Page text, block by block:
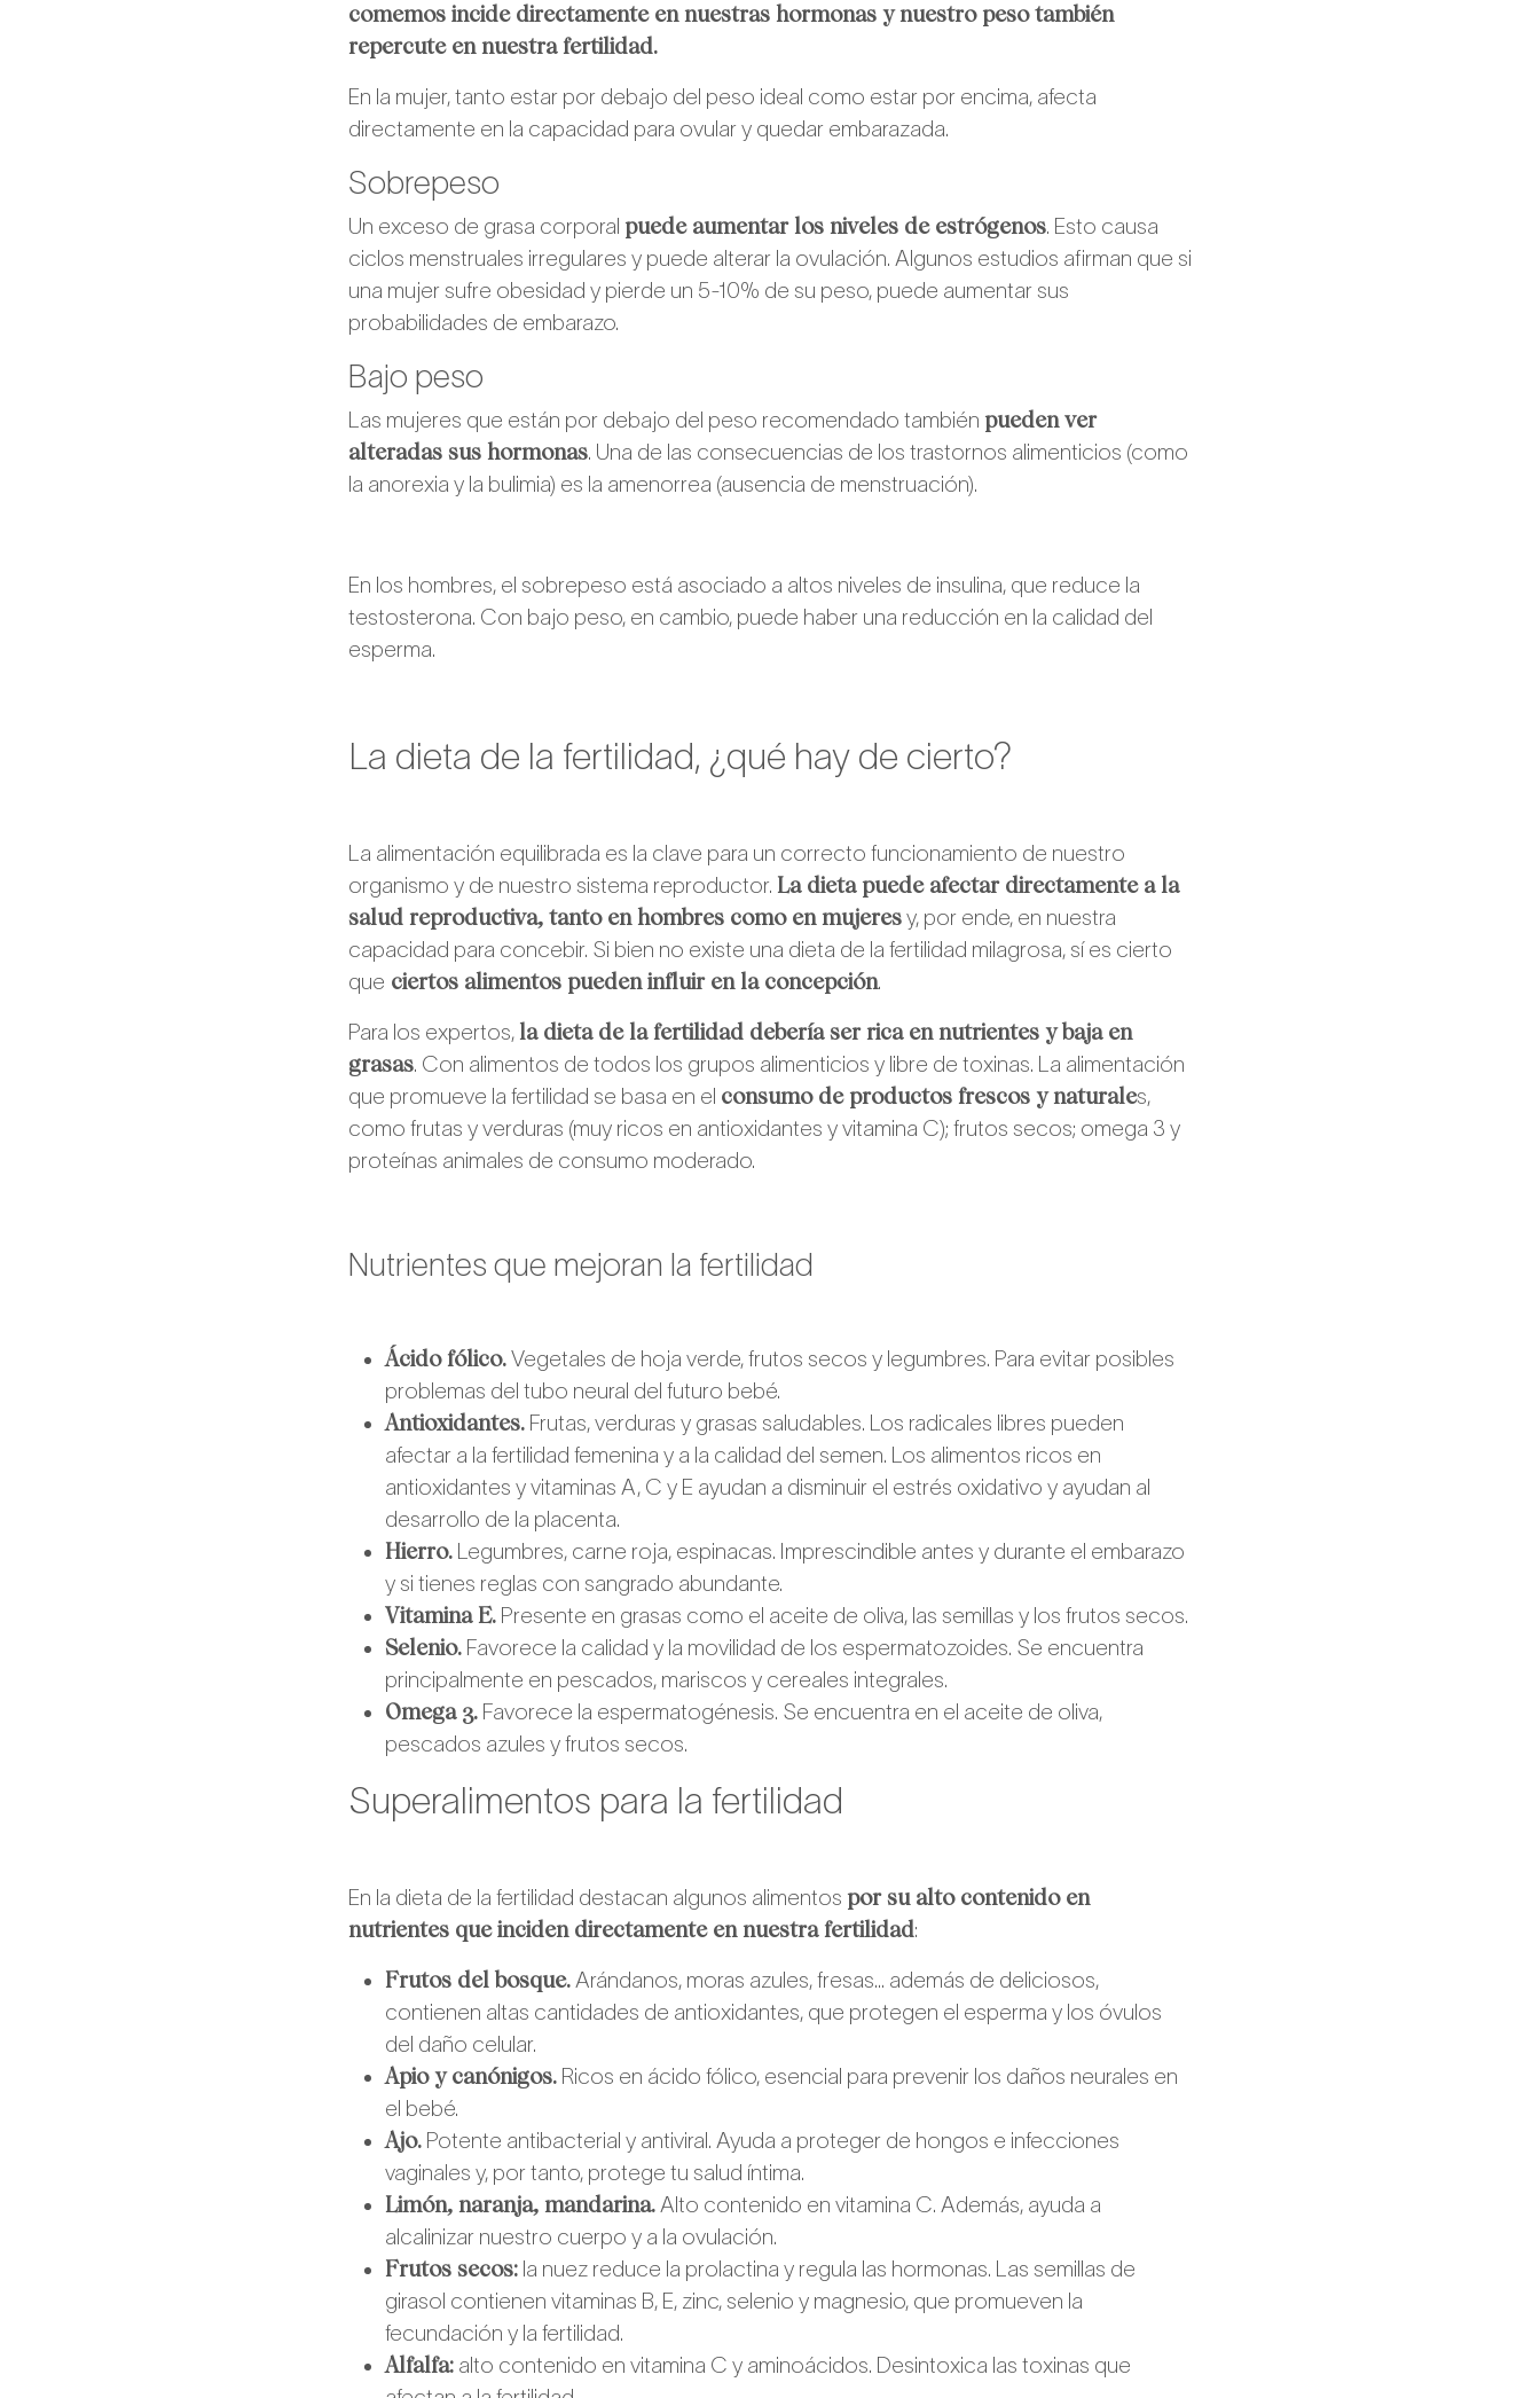
comemos incide directamente en nuestras hormonas y nuestro peso también
repercute en nuestra fertilidad.
En la mujer, tanto estar por debajo del peso ideal como estar por encima, afecta
directamente en la capacidad para ovular y quedar embarazada.
Sobrepeso
Un exceso de grasa corporal puede aumentar los niveles de estrógenos. Esto causa
ciclos menstruales irregulares y puede alterar la ovulación. Algunos estudios afirman que si
una mujer sufre obesidad y pierde un 5-10% de su peso, puede aumentar sus
probabilidades de embarazo.
Bajo peso
Las mujeres que están por debajo del peso recomendado también pueden ver
alteradas sus hormonas. Una de las consecuencias de los trastornos alimenticios (como
la anorexia y la bulimia) es la amenorrea (ausencia de menstruación).
En los hombres, el sobrepeso está asociado a altos niveles de insulina, que reduce la
testosterona. Con bajo peso, en cambio, puede haber una reducción en la calidad del
esperma.
La dieta de la fertilidad, ¿qué hay de cierto?
La alimentación equilibrada es la clave para un correcto funcionamiento de nuestro
organismo y de nuestro sistema reproductor. La dieta puede afectar directamente a la
salud reproductiva, tanto en hombres como en mujeresy, por ende, en nuestra
capacidad para concebir. Si bien no existe una dieta de la fertilidad milagrosa, sí es cierto
que ciertos alimentos pueden influir en la concepción.
Para los expertos, la dieta de la fertilidad debería ser rica en nutrientes y baja en
grasas. Con alimentos de todos los grupos alimenticios y libre de toxinas. La alimentación
que promueve la fertilidad se basa en el consumo de productos frescos y naturales,
como frutas y verduras (muy ricos en antioxidantes y vitamina C); frutos secos; omega 3 y
proteínas animales de consumo moderado.
Nutrientes que mejoran la fertilidad
Ácido fólico.Vegetales de hoja verde, frutos secos y legumbres. Para evitar posibles
problemas del tubo neural del futuro bebé.
Antioxidantes. Frutas, verduras y grasas saludables. Los radicales libres pueden
afectar a la fertilidad femenina y a la calidad del semen. Los alimentos ricos en
antioxidantes y vitaminas A, C y E ayudan a disminuir el estrés oxidativo y ayudan al
desarrollo de la placenta.
Hierro. Legumbres, carne roja, espinacas. Imprescindible antes y durante el embarazo
y si tienes reglas con sangrado abundante.
Vitamina E. Presente en grasas como el aceite de oliva, las semillas y los frutos secos.
Selenio. Favorece la calidad y la movilidad de los espermatozoides. Se encuentra
principalmente en pescados, mariscos y cereales integrales.
Omega 3. Favorece la espermatogénesis. Se encuentra en el aceite de oliva,
pescados azules y frutos secos.
Superalimentos para la fertilidad
En la dieta de la fertilidad destacan algunos alimentos por su alto contenido en
nutrientes que inciden directamente en nuestra fertilidad:
Frutos del bosque.Arándanos, moras azules, fresas… además de deliciosos,
contienen altas cantidades de antioxidantes, que protegen el esperma y los óvulos
del daño celular.
Apio y canónigos. Ricos en ácido fólico, esencial para prevenir los daños neurales en
el bebé.
Ajo. Potente antibacterial y antiviral. Ayuda a proteger de hongos e infecciones
vaginales y, por tanto, protege tu salud íntima.
Limón, naranja, mandarina.Alto contenido en vitamina C. Además, ayuda a
alcalinizar nuestro cuerpo y a la ovulación.
Frutos secos: la nuez reduce la prolactina y regula las hormonas. Las semillas de
girasol contienen vitaminas B, E, zinc, selenio y magnesio, que promueven la
fecundación y la fertilidad.
Alfalfa: alto contenido en vitamina C y aminoácidos. Desintoxica las toxinas que